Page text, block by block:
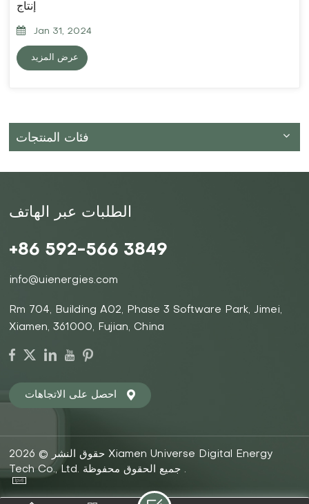
إنتاج
Jan 31, 2024
عرض المزيد
فئات المنتجات
الطلبات عبر الهاتف
+86 592-566 3849
info@uienergies.com
Rm 704, Building A02, Phase 3 Software Park, Jimei,
Xiamen, 361000, Fujian, China
احصل على الاتجاهات
حقوق النشر © 2026 Xiamen Universe Digital Energy